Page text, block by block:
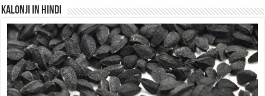
Kalonji In Hindi